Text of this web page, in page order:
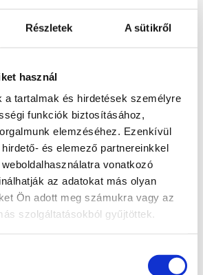
Részletek A sütikről
használ
a tartalmak és hirdetések személyre
funkciók biztosításához,
elemzéséhez. Ezenkívül
és elemező partnereinkkel
vonatkozó
az adatokat más olyan
Ön adott meg számukra vagy az
szolgáltatásokból gyűjtöttek.
robbanásvédelem
munkavédelmi eszközök